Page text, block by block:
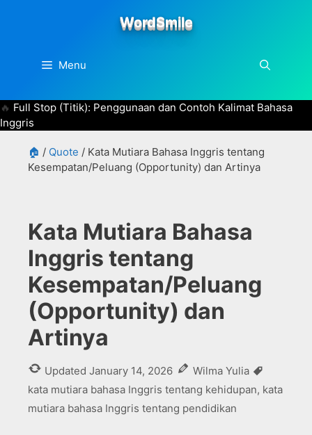
WordSmile
Menu
Full Stop (Titik): Penggunaan dan Contoh Kalimat Bahasa
Inggris
🏠 / Quote / Kata Mutiara Bahasa Inggris tentang
Kesempatan/Peluang (Opportunity) dan Artinya
Kata Mutiara Bahasa
Inggris tentang
Kesempatan/Peluang
(Opportunity) dan
Artinya
Updated January 14, 2026 Wilma Yulia
kata mutiara bahasa Inggris tentang kehidupan, kata
mutiara bahasa Inggris tentang pendidikan